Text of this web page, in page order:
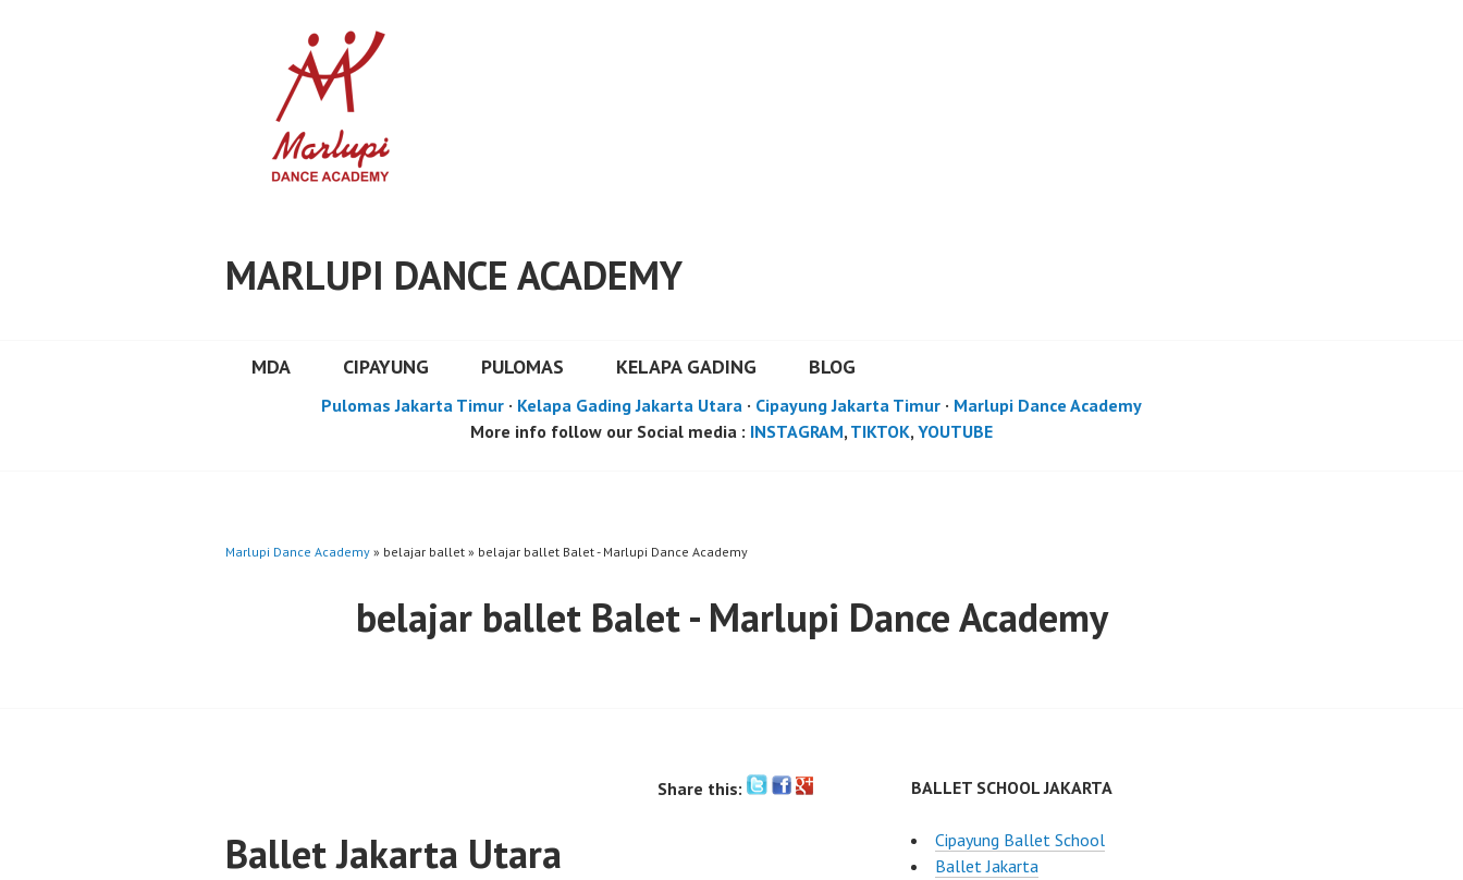
MARLUPI DANCE ACADEMY
MDA CIPAYUNG PULOMAS KELAPA GADING BLOG
Pulomas Jakarta Timur · Kelapa Gading Jakarta Utara · Cipayung Jakarta Timur · Marlupi Dance Academy
More info follow our Social media : INSTAGRAM, TIKTOK, YOUTUBE
Marlupi Dance Academy » belajar ballet » belajar ballet Balet - Marlupi Dance Academy
belajar ballet Balet - Marlupi Dance Academy
Share this:
Ballet Jakarta Utara
BALLET SCHOOL JAKARTA
Cipayung Ballet School
Ballet Jakarta